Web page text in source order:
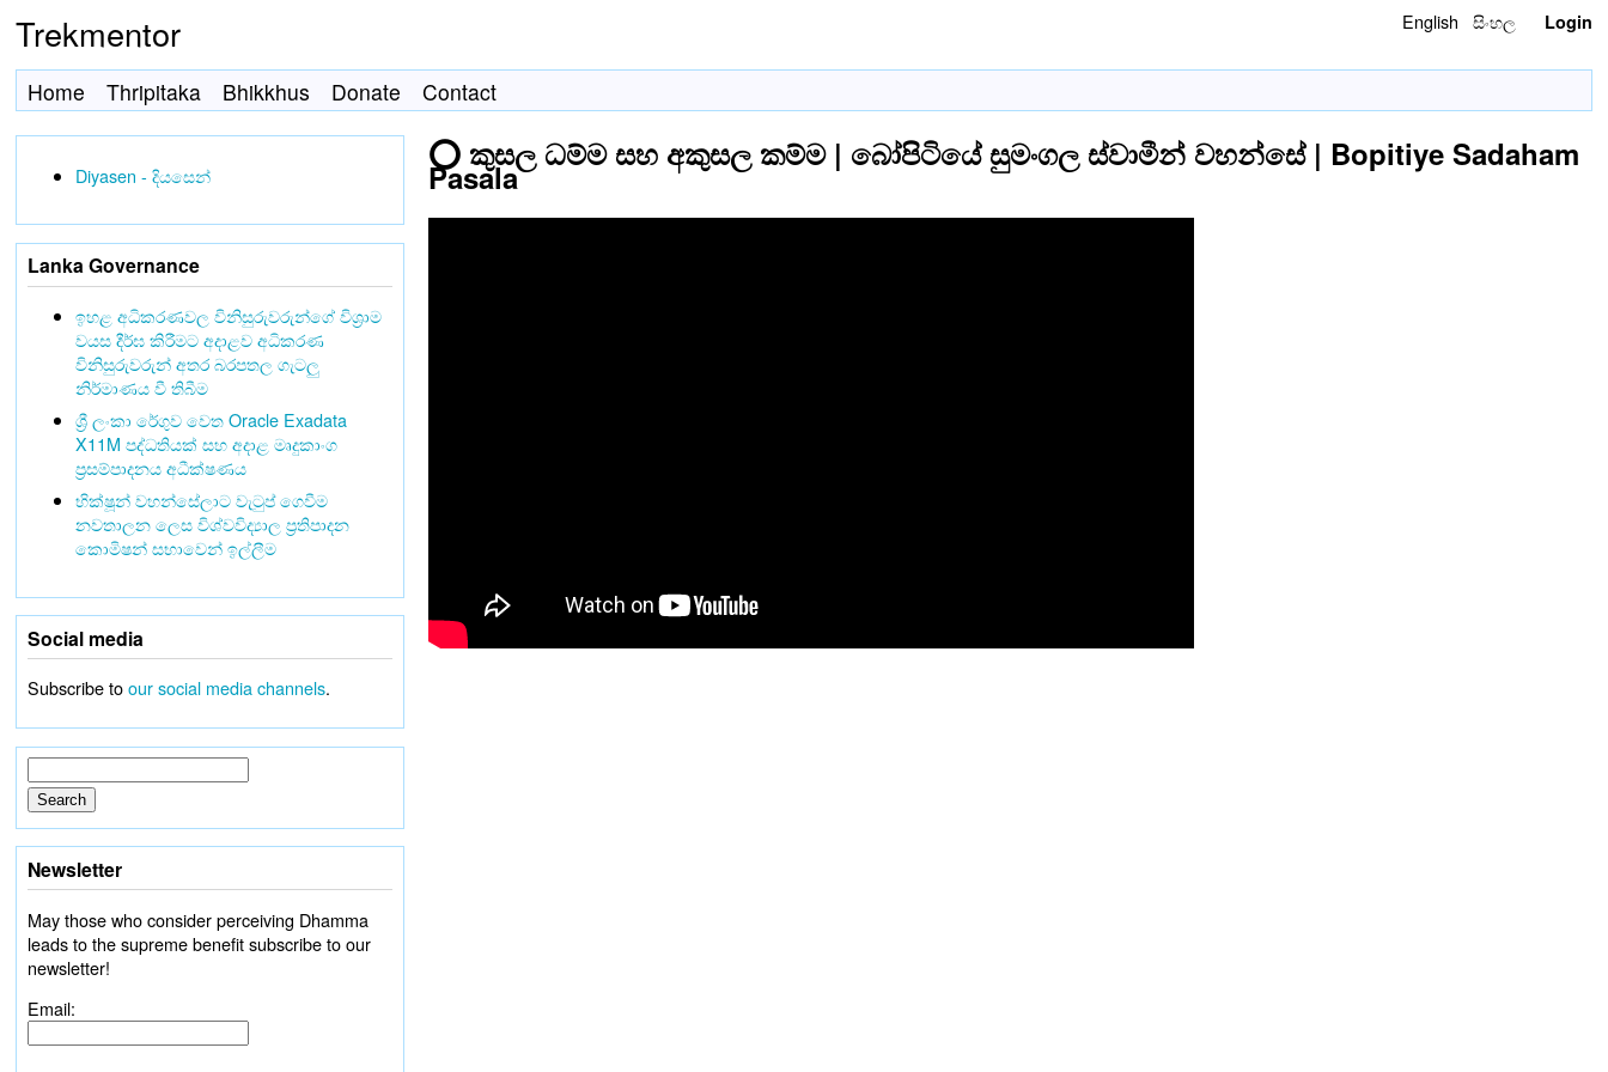
Trekmentor English සිංහල Login
Home Thripitaka Bhikkhus Donate Contact
⭕ කුසල ධම්ම සහ අකුසල කම්ම | බෝපිටියේ සුමංගල ස්වාමීන් වහන්සේ | Bopitiye Sadaham
Pasala
Diyasen - දියසෙන්
Lanka Governance
ඉහළ අධිකරණවල විනිසුරුවරුන්ගේ විශ්‍රාම
වයස දීර්ඝ කිරීමට අදාළව අධිකරණ
විනිසුරුවරුන් අතර බරපතල ගැටලු
නිර්මාණය වී තිබීම
ශ්‍රී ලංකා රේගුව වෙත Oracle Exadata
X11M පද්ධතියක් සහ අදාළ මෘදුකාංග
ප්‍රසම්පාදනය අධීක්ෂණය
භික්ෂූන් වහන්සේලාට වැටුප් ගෙවීම
නවතාලන ලෙස විශ්වවිද්‍යාල ප්‍රතිපාදන
කොමිෂන් සභාවෙන් ඉල්ලීම
Social media
Subscribe toour social media channels.
Newsletter
May those who consider perceiving Dhamma
leads to the supreme benefit subscribe to our
newsletter!
Email: